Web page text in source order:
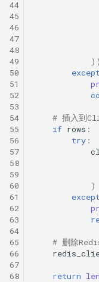
44
45
46
47
48
49
50
51
52
53
54
55
56
57
58
59
60
61
62
63
64
65
66
67
68
))
except
# 插入到
if rows :
try :
)
except
# 删除
return len